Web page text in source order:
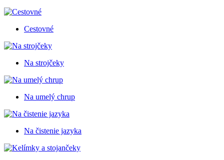
Cestovné
Na strojčeky
Na umelý chrup
Na čistenie jazyka